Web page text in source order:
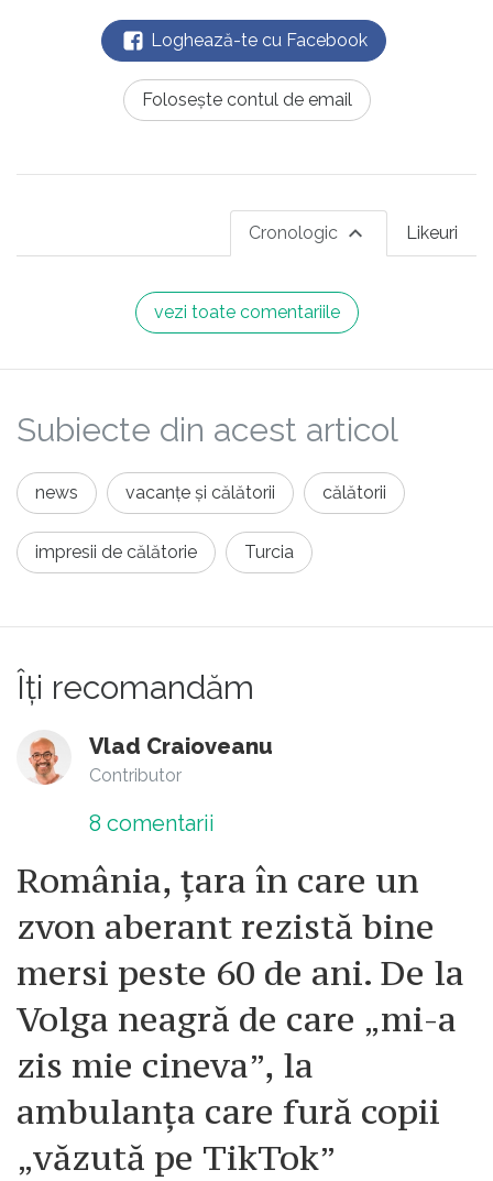
Loghează-te cu Facebook
Folosește contul de email
Likeuri
Cronologic
vezi toate comentariile
Subiecte din acest articol
news vacanțe și călătorii călătorii
impresii de călătorie Turcia
Îți recomandăm
Vlad Craioveanu
Contributor
8 comentarii
România, țara în care un
zvon aberant rezistă bine
mersi peste 60 de ani. De la
Volga neagră de care „mi-a
zis mie cineva”, la
ambulanța care fură copii
„văzută pe TikTok”